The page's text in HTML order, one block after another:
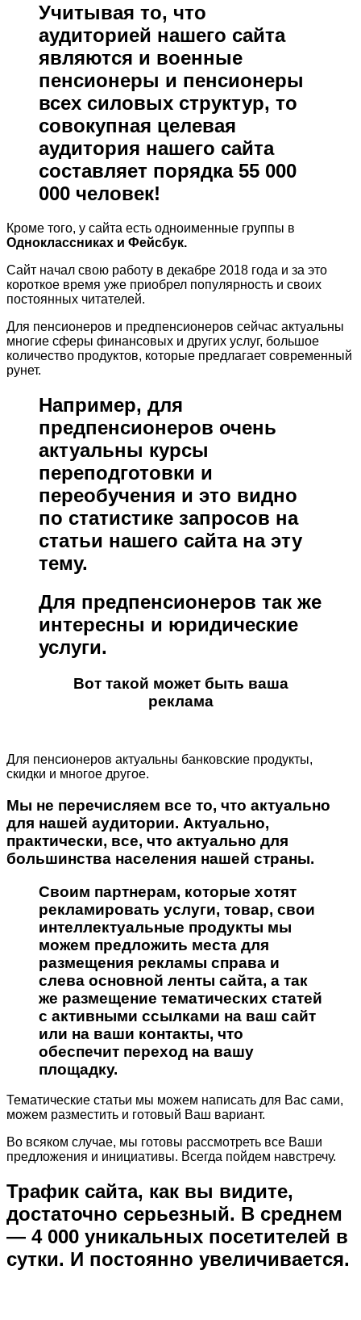
Учитывая то, что
аудиторией нашего сайта
являются и военные
пенсионеры и пенсионеры
всех силовых структур, то
совокупная целевая
аудитория нашего сайта
составляет порядка 55 000
000 человек!
Кроме того, у сайта есть одноименные группы в
Одноклассниках и Фейсбук.
Сайт начал свою работу в декабре 2018 года и за это
короткое время уже приобрел популярность и своих
постоянных читателей.
Для пенсионеров и предпенсионеров сейчас актуальны
многие сферы финансовых и других услуг, большое
количество продуктов, которые предлагает современный
рунет.
Например, для
предпенсионеров очень
актуальны курсы
переподготовки и
переобучения и это видно
по статистике запросов на
статьи нашего сайта на эту
тему.
Для предпенсионеров так же
интересны и юридические
услуги.
Вот такой может быть ваша
реклама
Для пенсионеров актуальны банковские продукты,
скидки и многое другое.
Мы не перечисляем все то, что актуально
для нашей аудитории. Актуально,
практически, все, что актуально для
большинства населения нашей страны.
Своим партнерам, которые хотят
рекламировать услуги, товар, свои
интеллектуальные продукты мы
можем предложить места для
размещения рекламы справа и
слева основной ленты сайта, а так
же размещение тематических статей
с активными ссылками на ваш сайт
или на ваши контакты, что
обеспечит переход на вашу
площадку.
Тематические статьи мы можем написать для Вас сами,
можем разместить и готовый Ваш вариант.
Во всяком случае, мы готовы рассмотреть все Ваши
предложения и инициативы. Всегда пойдем навстречу.
Трафик сайта, как вы видите,
достаточно серьезный. В среднем
— 4 000 уникальных посетителей в
сутки. И постоянно увеличивается.